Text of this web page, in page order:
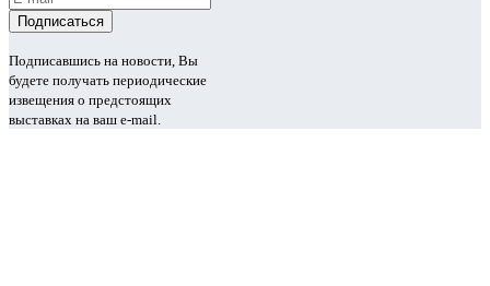
Подписавшись на новости, Вы
будете получать периодические
извещения о предстоящих
выставках на ваш e-mail.